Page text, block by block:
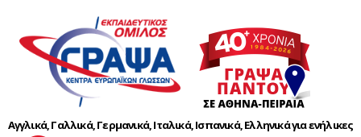
Αγγλικά, Γαλλικά, Γερμανικά, Ιταλικά, Ισπανικά, Ελληνικά για ενήλικες